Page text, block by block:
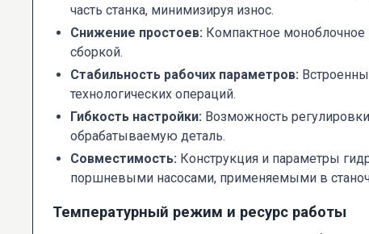
часть станка, минимизируя износ.
Снижение простоев: Компактное моноблочное
сборкой.
Стабильность рабочих параметров:
технологических операций.
Гибкость настройки: Возможность
обрабатываемую деталь.
Совместимость: Конструкция и параметры
поршневыми насосами, применяемыми в
Температурный режим и ресурс работы